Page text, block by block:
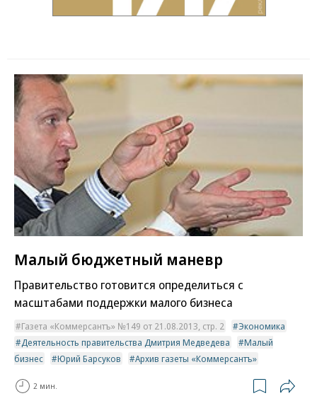
Малый бюджетный маневр
Правительство готовится определиться с
масштабами поддержки малого бизнеса
Газета «Коммерсантъ» №149 от 21.08.2013, стр. 2
Экономика
Деятельность правительства Дмитрия Медведева
Малый
бизнес
Юрий Барсуков Архив газеты «Коммерсантъ»
2 мин.